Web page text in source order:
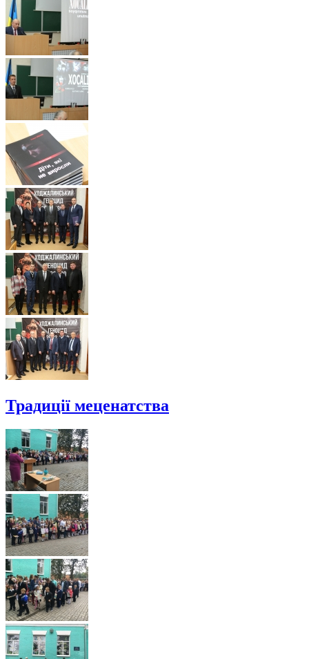
Традиції меценатства